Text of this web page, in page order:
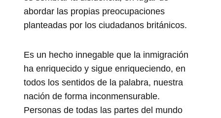
abordar las propias preocupaciones
planteadas por los ciudadanos británicos.
Es un hecho innegable que la inmigración
ha enriquecido y sigue enriqueciendo, en
todos los sentidos de la palabra, nuestra
nación de forma inconmensurable.
Personas de todas las partes del mundo